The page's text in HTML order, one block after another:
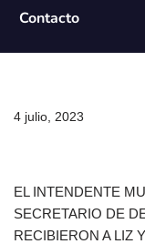
Contacto
4 julio, 2023
EL INTENDENTE
SECRETARIO DE
RECIBIERON A LIZ